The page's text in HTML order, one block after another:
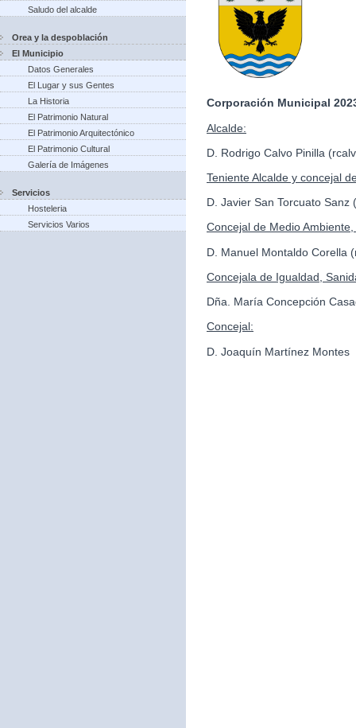
Saludo del alcalde
Orea y la despoblación
El Municipio
Datos Generales
El Lugar y sus Gentes
La Historia
El Patrimonio Natural
El Patrimonio Arquitectónico
El Patrimonio Cultural
Galería de Imágenes
Servicios
Hosteleria
Servicios Varios
Corporación Municipal
Alcalde:
D. Rodrigo Calvo Pinilla
Teniente Alcalde y concejal
D. Javier San Torcuato
Concejal de Medio
D. Manuel Montaldo Corella
Concejala de Igualdad,
Dña. María Concepción
Concejal:
D. Joaquín Martínez Montes